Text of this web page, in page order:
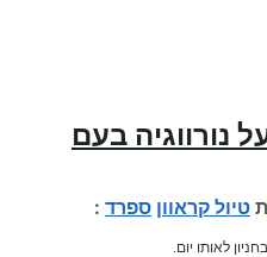
נורווגיה בעם
טיול קראוון ספרד :
לאותו יום.